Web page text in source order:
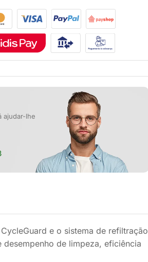
ajudar-lhe
e o sistema de refiltração
de limpeza, eficiência